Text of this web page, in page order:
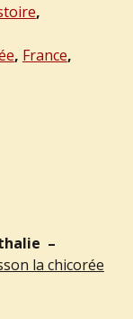
,
, France,
–
la chicorée